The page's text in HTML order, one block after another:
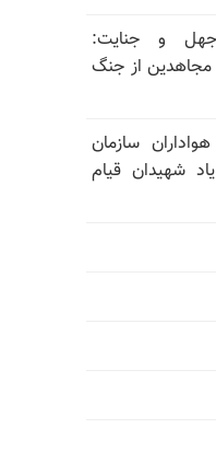
و جنایت:
مجاهدین از جنگ
سازمان
شهیدان قیام